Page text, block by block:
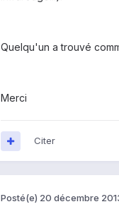
Quelqu'un a trouvé
Merci
Citer
Posté(e) 20 décembre